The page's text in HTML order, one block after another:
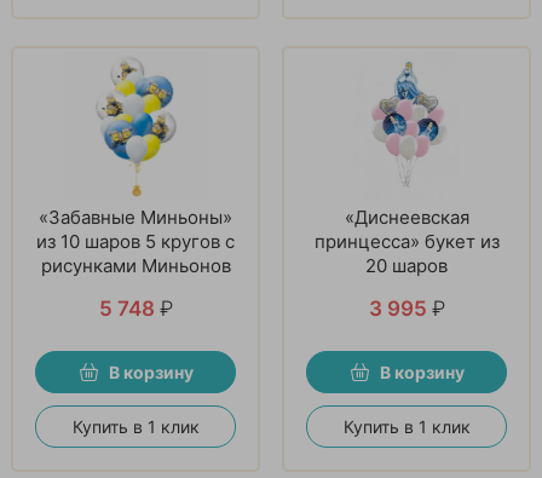
«Забавные Миньоны»
из 10 шаров 5 кругов с
рисунками Миньонов
5 748 ₽
В корзину
Купить в 1 клик
«Диснеевская
принцесса» букет из
20 шаров
3 995 ₽
В корзину
Купить в 1 клик